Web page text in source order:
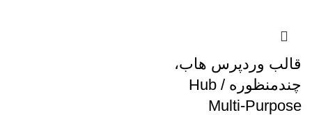
قالب وردپرس هاب،
چندمنظوره / Hub
Multi-Purpose